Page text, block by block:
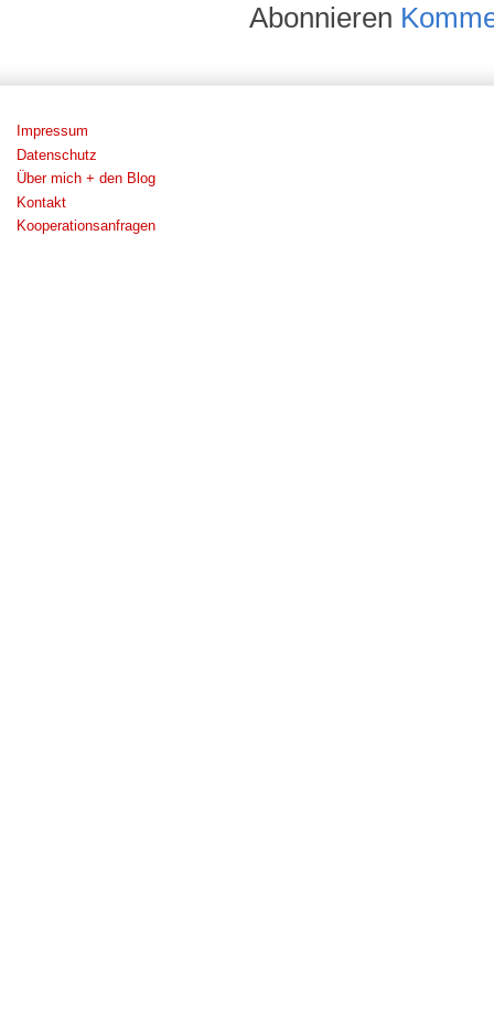
Abonnieren
Impressum
Datenschutz
Über mich + den Blog
Kontakt
Kooperationsanfragen